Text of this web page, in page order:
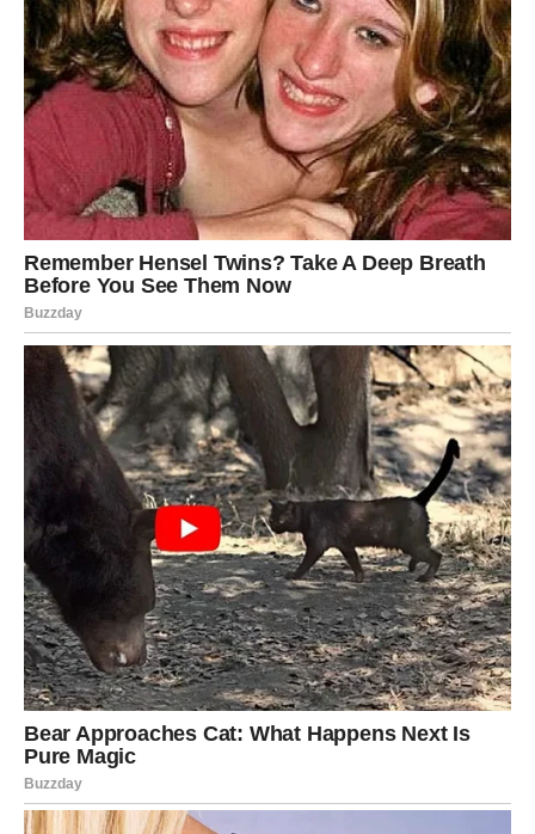
Jednim klikom preuzmi knjigu s najboljim
receptima!